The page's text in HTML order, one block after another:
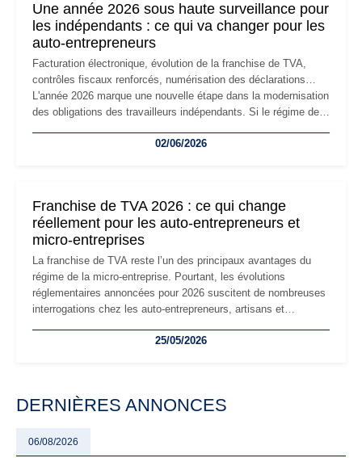
Une année 2026 sous haute surveillance pour
les indépendants : ce qui va changer pour les
auto-entrepreneurs
Facturation électronique, évolution de la franchise de TVA,
contrôles fiscaux renforcés, numérisation des déclarations…
L'année 2026 marque une nouvelle étape dans la modernisation
des obligations des travailleurs indépendants. Si le régime de
les auto-entrepreneurs devront s'adapter à un environnement
02/06/2026
Franchise de TVA 2026 : ce qui change
réellement pour les auto-entrepreneurs et
micro-entreprises
La franchise de TVA reste l’un des principaux avantages du
régime de la micro-entreprise. Pourtant, les évolutions
réglementaires annoncées pour 2026 suscitent de nombreuses
interrogations chez les auto-entrepreneurs, artisans et
facturation ou risque de bascule vers la TVA : les règles
25/05/2026
DERNIÈRES ANNONCES
06/08/2026